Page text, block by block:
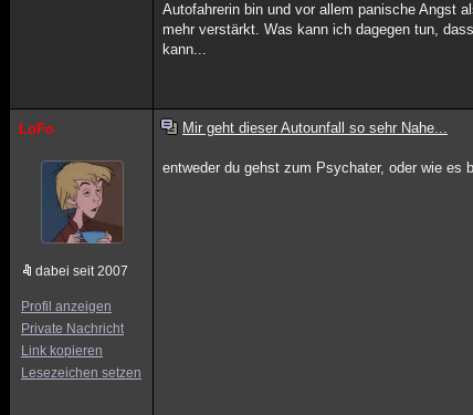
Autofahrerin bin und vor allem panische Angst
mehr verstärkt. Was kann ich dagegen tun,
kann...
LoFo
dabei seit 2007
Profil anzeigen
Private Nachricht
Link kopieren
Lesezeichen setzen
Mir geht dieser Autounfall so sehr Nahe...
entweder du gehst zum Psychater, oder wie